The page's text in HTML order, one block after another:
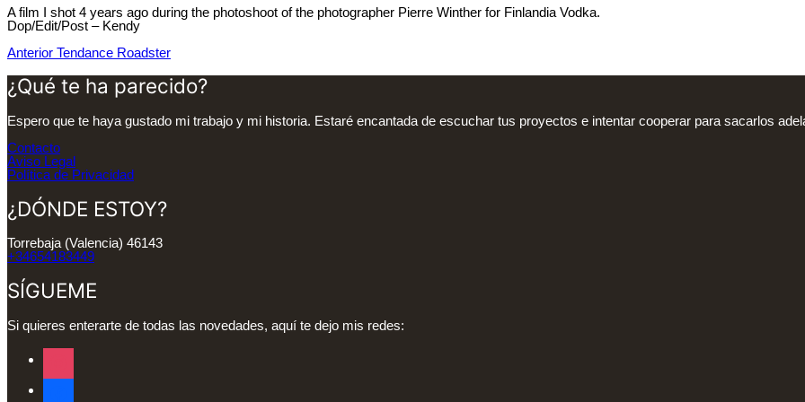
A film I shot 4 years ago during the photoshoot of the photographer Pierre Winther for Finlandia Vodka.
Dop/Edit/Post – Kendy
Navegación
de
entradas
Anterior
Anterior Tendance Roadster
¿Qué te ha parecido?
Espero que te haya gustado mi trabajo y mi historia. Estaré encantada de escuchar tus proyectos e intentar cooperar para sacarlos
Contacto
Aviso Legal
Política de Privacidad
¿DÓNDE ESTOY?
Torrebaja (Valencia) 46143
+34654183449
SÍGUEME
Si quieres enterarte de todas las novedades, aquí te dejo mis redes:
instagram
facebook